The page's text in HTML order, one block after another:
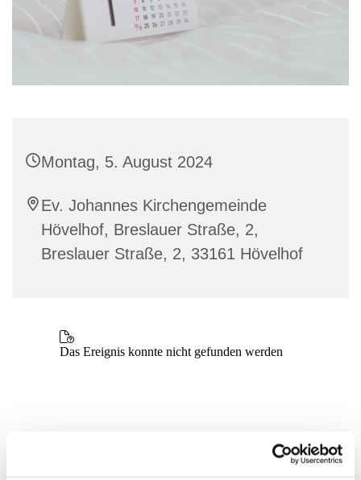
Montag, 5. August 2024
Ev. Johannes Kirchengemeinde
Hövelhof, Breslauer Straße, 2,
Breslauer Straße, 2, 33161 Hövelhof